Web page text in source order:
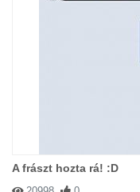
A frászt hozta rá! :D